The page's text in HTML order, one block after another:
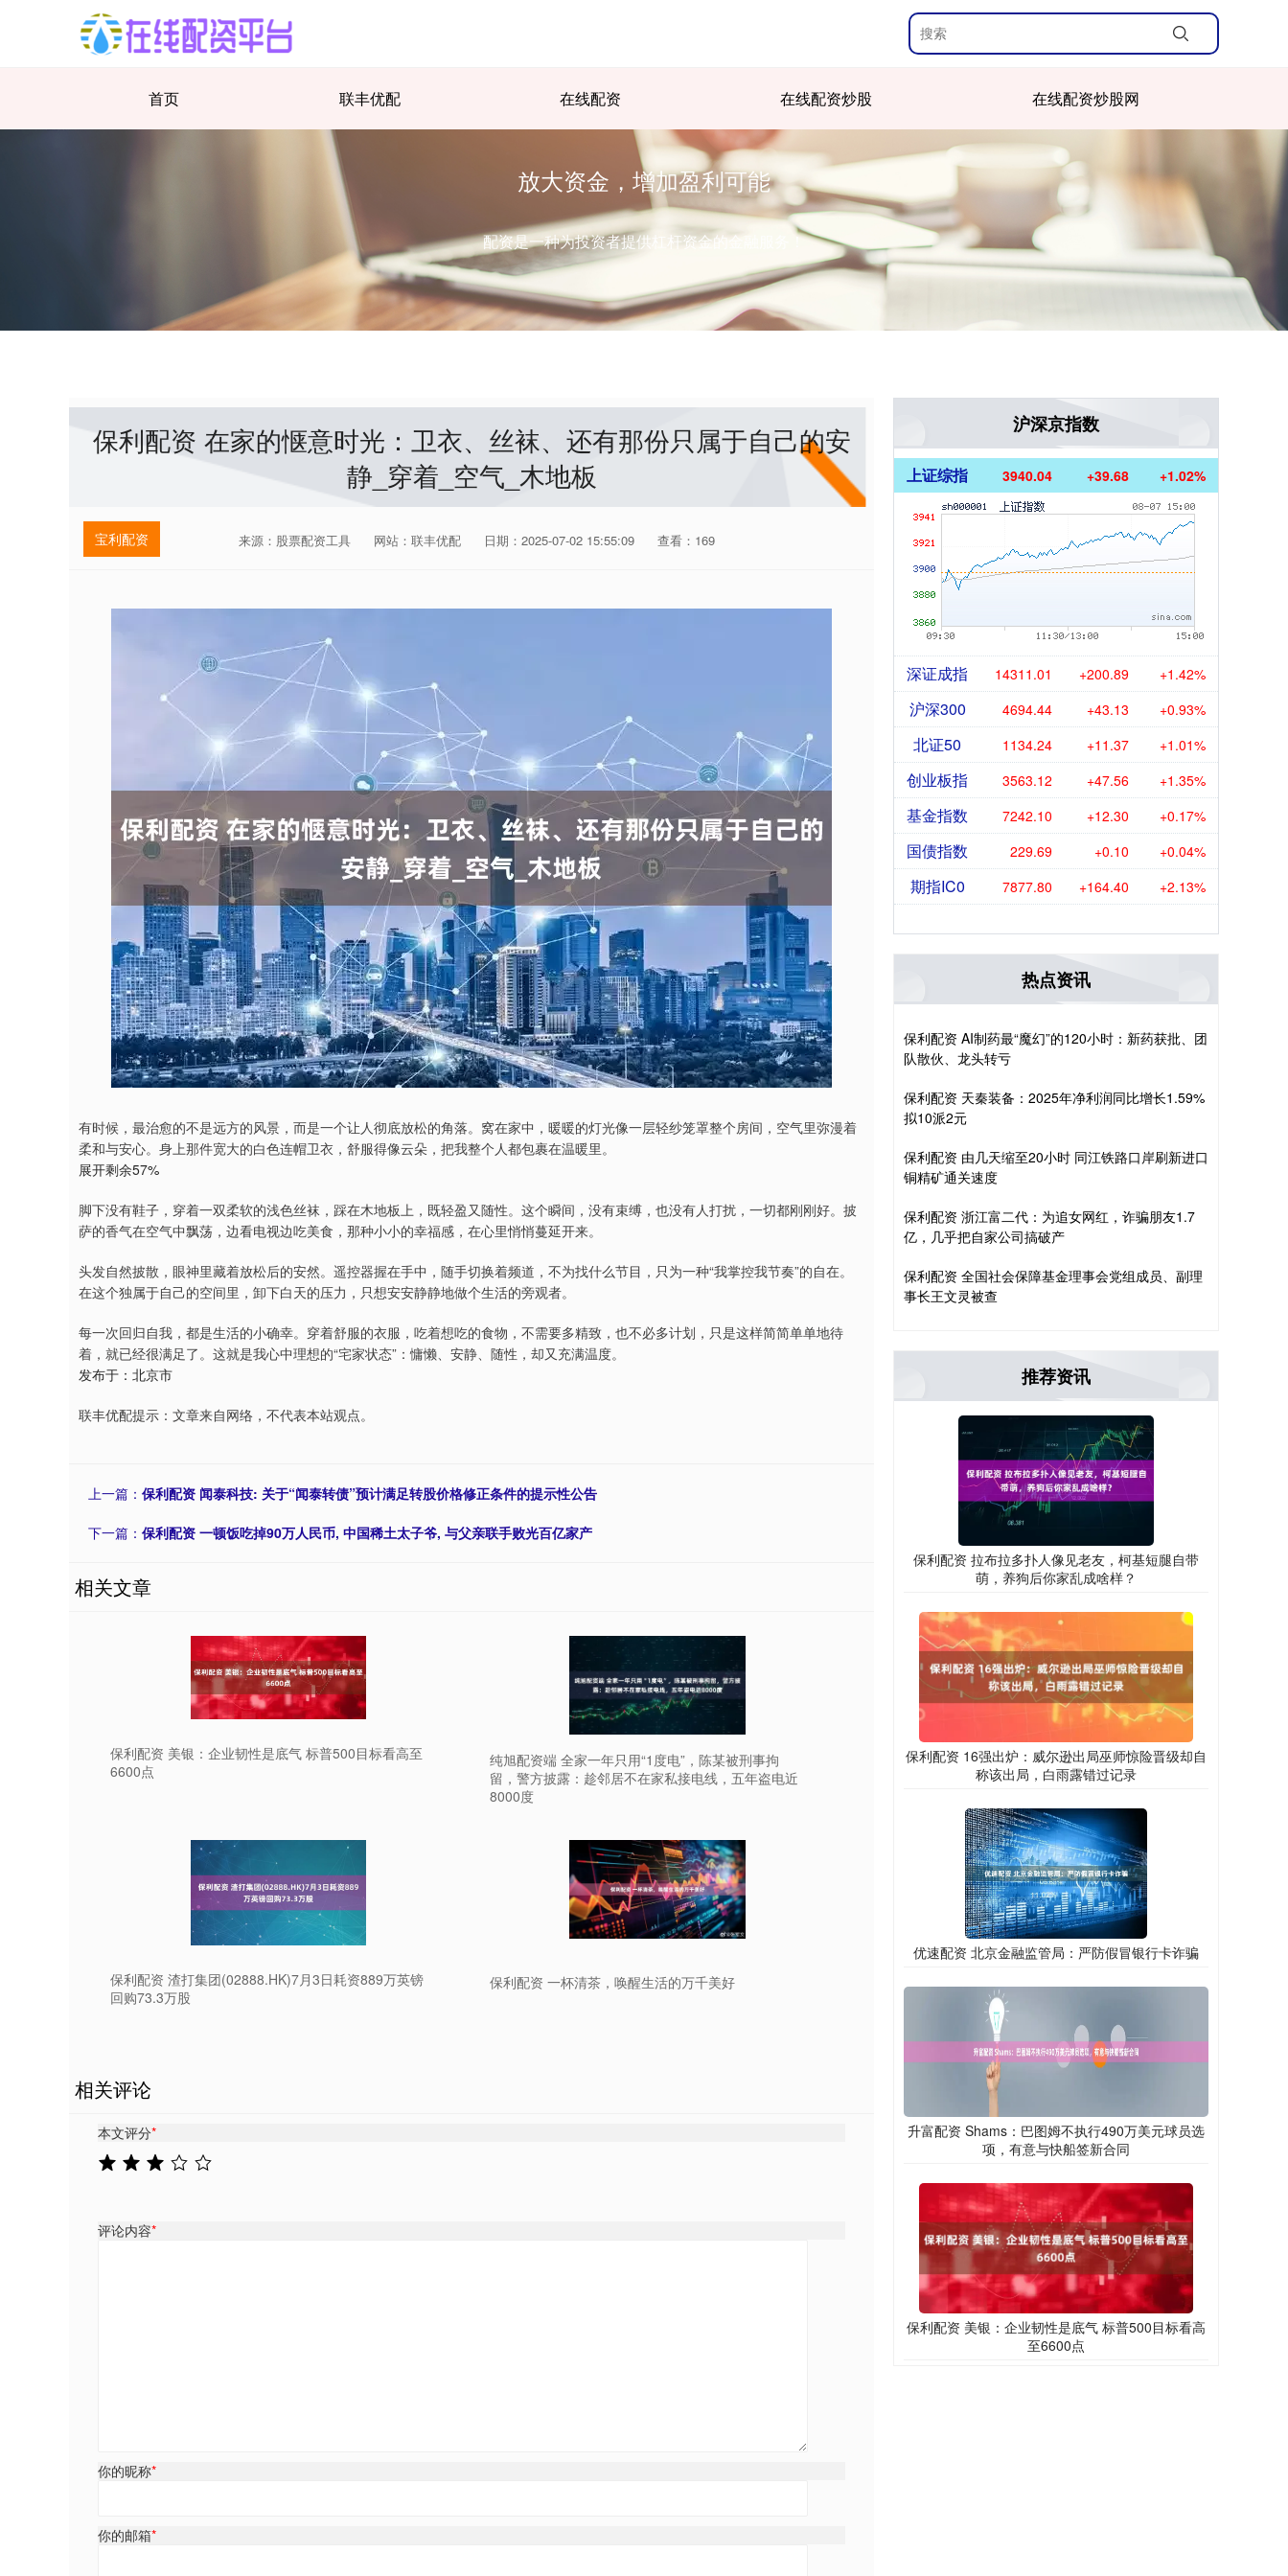
首页 联丰优配 在线配资 在线配资炒股 在线配资炒股网
放大资金，增加盈利可能
配资是一种为投资者提供杠杆资金的金融服务！
保利配资 在家的惬意时光：卫衣、丝袜、还有那份只属于自己的安
静_穿着_空气_木地板
宝利配资 来源：股票配资工具 网站：联丰优配 日期：2025-07-02 15:55:09 查看：169
有时候，最治愈的不是远方的风景，而是一个让人彻底放松的角落。窝在家中，暖暖的灯光像一层轻纱笼罩整个房间，空气里弥漫着
柔和与安心。身上那件宽大的白色连帽卫衣，舒服得像云朵，把我整个人都包裹在温暖里。
展开剩余57%
脚下没有鞋子，穿着一双柔软的浅色丝袜，踩在木地板上，既轻盈又随性。这个瞬间，没有束缚，也没有人打扰，一切都刚刚好。披
萨的香气在空气中飘荡，边看电视边吃美食，那种小小的幸福感，在心里悄悄蔓延开来。
头发自然披散，眼神里藏着放松后的安然。遥控器握在手中，随手切换着频道，不为找什么节目，只为一种“我掌控我节奏”的自在。
在这个独属于自己的空间里，卸下白天的压力，只想安安静静地做个生活的旁观者。
每一次回归自我，都是生活的小确幸。穿着舒服的衣服，吃着想吃的食物，不需要多精致，也不必多计划，只是这样简简单单地待
着，就已经很满足了。这就是我心中理想的“宅家状态”：慵懒、安静、随性，却又充满温度。
发布于：北京市
联丰优配提示：文章来自网络，不代表本站观点。
上一篇： 保利配资 闻泰科技: 关于“闻泰转债”预计满足转股价格修正条件的提示性公告
下一篇： 保利配资 一顿饭吃掉90万人民币, 中国稀土太子爷, 与父亲联手败光百亿家产
相关文章
保利配资 美银：企业韧性是底气 标普500目标看高至
6600点
纯旭配资端 全家一年只用“1度电”，陈某被刑事拘
留，警方披露：趁邻居不在家私接电线，五年盗电近
8000度
保利配资 渣打集团(02888.HK)7月3日耗资889万英镑
回购73.3万股
保利配资 一杯清茶，唤醒生活的万千美好
相关评论
本文评分*
评论内容*
你的昵称*
你的邮箱*
沪深京指数
上证综指 3940.04 +39.68 +1.02%
深证成指 14311.01 +200.89 +1.42%
沪深300 4694.44 +43.13 +0.93%
北证50 1134.24 +11.37 +1.01%
创业板指 3563.12 +47.56 +1.35%
基金指数 7242.10 +12.30 +0.17%
国债指数 229.69 +0.10 +0.04%
期指IC0 7877.80 +164.40 +2.13%
热点资讯
保利配资 AI制药最“魔幻”的120小时：新药获批、团
队散伙、龙头转亏
保利配资 天秦装备：2025年净利润同比增长1.59%
拟10派2元
保利配资 由几天缩至20小时 同江铁路口岸刷新进口
铜精矿通关速度
保利配资 浙江富二代：为追女网红，诈骗朋友1.7
亿，几乎把自家公司搞破产
保利配资 全国社会保障基金理事会党组成员、副理
事长王文灵被查
推荐资讯
保利配资 拉布拉多扑人像见老友，柯基短腿自带
萌，养狗后你家乱成啥样？
保利配资 16强出炉：威尔逊出局巫师惊险晋级却自
称该出局，白雨露错过记录
优速配资 北京金融监管局：严防假冒银行卡诈骗
升富配资 Shams：巴图姆不执行490万美元球员选
项，有意与快船签新合同
保利配资 美银：企业韧性是底气 标普500目标看高
至6600点